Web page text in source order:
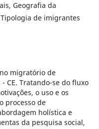
Geografia da
de imigrantes
migratório de
CE. Tratando-se do fluxo
o uso e os
processo de
holística e
da pesquisa social,